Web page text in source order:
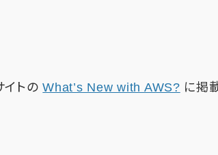
イトのWhat’s New with AWS? に掲